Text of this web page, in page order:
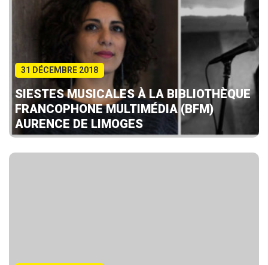
31 DÉCEMBRE 2018
SIESTES MUSICALES À LA BIBLIOTHÈQUE
FRANCOPHONE MULTIMÉDIA (BFM)
AURENCE DE LIMOGES